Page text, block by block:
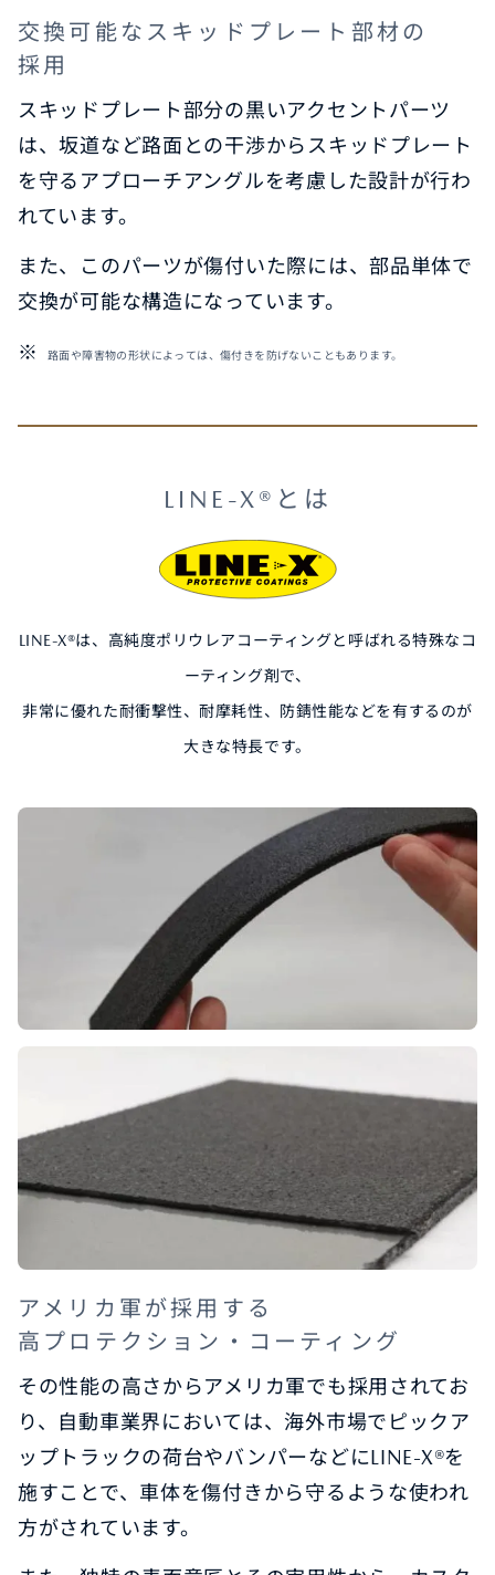
交換可能なスキッドプレート部材の
採用
スキッドプレート部分の黒いアクセントパーツ
は、坂道など路面との干渉からスキッドプレート
を守るアプローチアングルを考慮した設計が行わ
れています。
また、このパーツが傷付いた際には、部品単体で
交換が可能な構造になっています。
路面や障害物の形状によっては、傷付きを防げないこともあります。
LINE-X®とは
LINE-X®は、高純度ポリウレアコーティングと呼ばれる特殊なコ
ーティング剤で、
非常に優れた耐衝撃性、耐摩耗性、防錆性能などを有するのが
大きな特長です。
アメリカ軍が採用する
高プロテクション・コーティング
その性能の高さからアメリカ軍でも採用されてお
り、自動車業界においては、海外市場でピックア
ップトラックの荷台やバンパーなどにLINE-X®を
施すことで、車体を傷付きから守るような使われ
方がされています。